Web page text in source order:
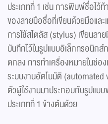
ประเภทที่ 1 เช่น การพิมพ์ชื่อไว้
ของลายมือชื่อที่เขียนด้วยมือแล
การใช้สไตลัส (stylus) เขียนล
บันทึกไว้ในรูปแบบอิเล็กทรอนิก
ตกลง การทำเครื่องหมายในช่อ
ระบบงานอัตโนมัติ
ตัวผู้ใช้งานมาประกอบกับรูปแบ
ประเภทที่ 1 ข้างต้นด้วย